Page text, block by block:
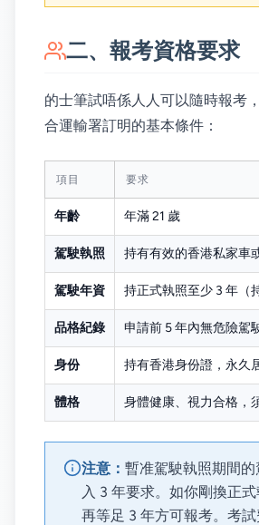
二、報考資格要求
的士筆試唔係人人可以隨時報考
合運輸署訂明的基本條件：
項目 要求
年齡 年滿 21 歲
駕駛執照 持有有效的香港私家車
駕駛年資 持正式執照至少 3 年（
品格紀錄 申請前 5 年內無危險駕
身份 持有香港身份證，永久
體格 身體健康、視力合格，
注意： 暫准駕駛執照期間
入 3 年要求。如你剛換正
再等足 3 年方可報考。考